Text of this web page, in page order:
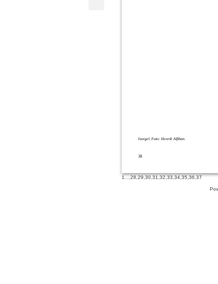
38
Isorgel. Foto: Henrik Alfthan.
1...,28,29,30,31,32,33,34,35,36,37